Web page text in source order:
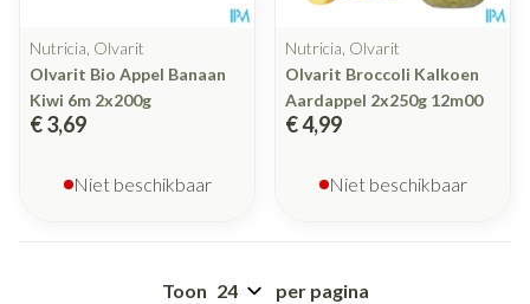
Nutricia, Olvarit
Olvarit Bio Appel Banaan
Kiwi 6m 2x200g
€ 3,69
Niet beschikbaar
Nutricia, Olvarit
Olvarit Broccoli Kalkoen
Aardappel 2x250g 12m00
€ 4,99
Niet beschikbaar
Toon per pagina